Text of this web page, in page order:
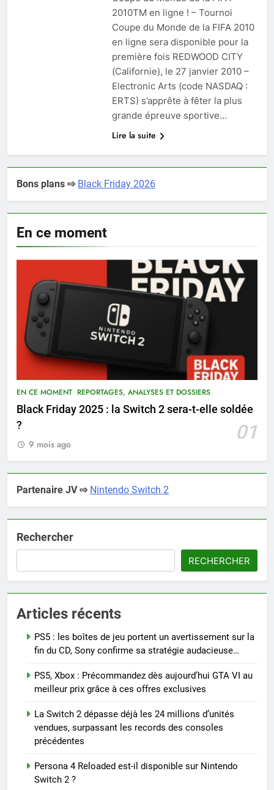
2010TM en ligne ! – Tournoi
Coupe du Monde de la FIFA 2010
en ligne sera disponible pour la
première fois REDWOOD CITY
(Californie), le 27 janvier 2010 –
Electronic Arts (code NASDAQ :
ERTS) s’apprête à fêter la plus
grande épreuve sportive…
Lire la suite
Bons plans ⇨ Black Friday 2026
En ce moment
EN CE MOMENT REPORTAGES, ANALYSES ET DOSSIERS
Black Friday 2025 : la Switch 2 sera-t-elle soldée
?
01
9 mois ago
Partenaire JV ⇨ Nintendo Switch 2
Rechercher
RECHERCHER
Articles récents
PS5 : les boîtes de jeu portent un avertissement sur la
fin du CD, Sony confirme sa stratégie audacieuse…
PS5, Xbox : Précommandez dès aujourd’hui GTA VI au
meilleur prix grâce à ces offres exclusives
La Switch 2 dépasse déjà les 24 millions d’unités
vendues, surpassant les records des consoles
précédentes
Persona 4 Reloaded est-il disponible sur Nintendo
Switch 2 ?